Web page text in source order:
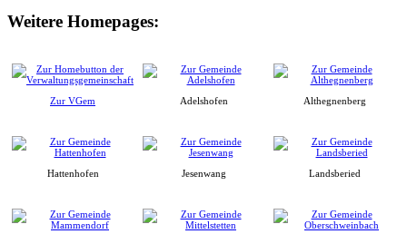
Weitere Homepages:
Zur VGem Adelshofen Althegnenberg
Hattenhofen Jesenwang Landsberied